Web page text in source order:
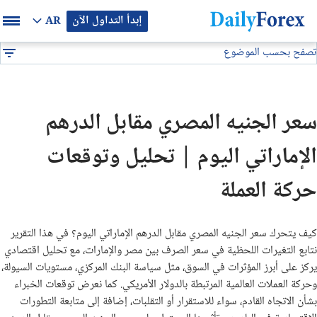
إبدأ التداول الآن AR
بيان إعلاني
تصفح بحسب الموضوع
التوقعات والتحليلات الشهرية
توصيات يومية لتداول البيتكوين (BTC/USD)
تحليل الذهب اليوم
تحليل النفط اليوم
سعر الجنيه المصري مقابل الدرهم
الإماراتي اليوم | تحليل وتوقعات
حركة العملة
كيف يتحرك سعر الجنيه المصري مقابل الدرهم الإماراتي اليوم؟ في هذا التقرير
نتابع التغيرات اللحظية في سعر الصرف بين مصر والإمارات، مع تحليل اقتصادي
يركز على أبرز المؤثرات في السوق، مثل سياسة البنك المركزي، مستويات السيولة،
وحركة العملات العالمية المرتبطة بالدولار الأمريكي. كما نعرض توقعات الخبراء
بشأن الاتجاه القادم، سواء للاستقرار أو التقلبات، إضافة إلى متابعة التطورات